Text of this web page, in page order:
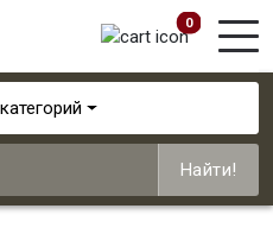
0
Найти!